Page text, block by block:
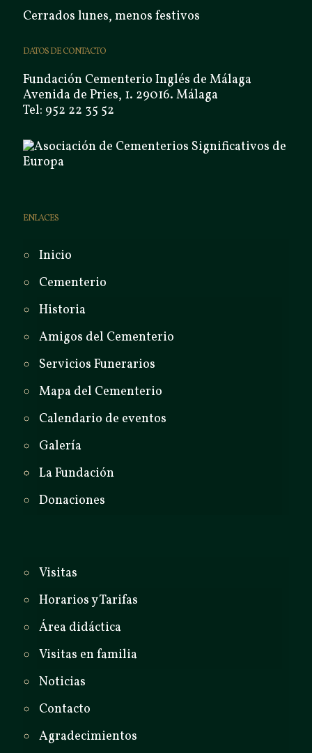
Cerrados lunes, menos festivos
DATOS DE CONTACTO
Fundación Cementerio Inglés de Málaga
Avenida de Pries, 1. 29016. Málaga
Tel: 952 22 35 52
ENLACES
Inicio
Cementerio
Historia
Amigos del Cementerio
Servicios Funerarios
Mapa del Cementerio
Calendario de eventos
Galería
La Fundación
Donaciones
Visitas
Horarios y Tarifas
Área didáctica
Visitas en familia
Noticias
Contacto
Agradecimientos